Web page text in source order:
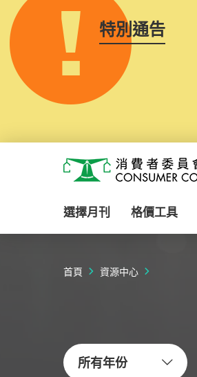
特別通告
消費者委員會
選擇月刊 格價工具
首頁 資源中心
所有年份